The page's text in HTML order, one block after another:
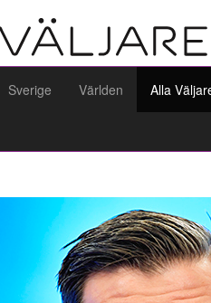
Sverige Världen Alla